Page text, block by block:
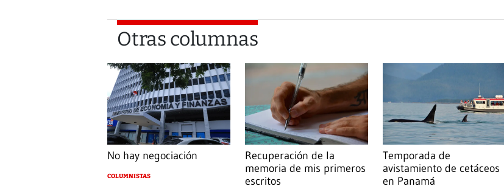
Otras columnas
No hay negociación
COLUMNISTAS
Recuperación de la
memoria de mis primeros
escritos
Temporada de
avistamiento de cetáceos
en Panamá